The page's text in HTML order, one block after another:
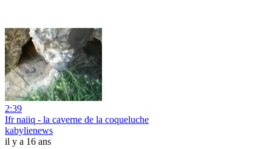
2:39
Ifr naiiq - la caverne de la coqueluche
kabylienews
il y a 16 ans